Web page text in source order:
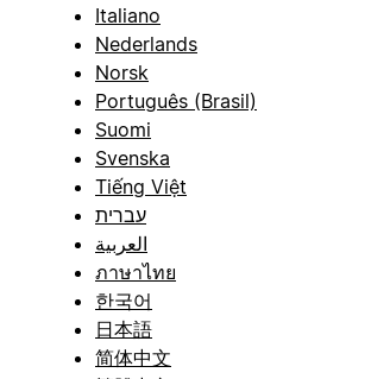
Italiano
Nederlands
Norsk
Português (Brasil)
Suomi
Svenska
Tiếng Việt
עברית
العربية
ภาษาไทย
한국어
日本語
简体中文